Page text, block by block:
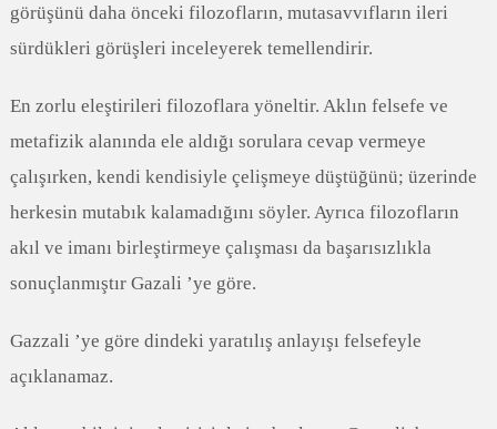
görüşünü daha önceki filozofların, mutasavvıfların ileri
sürdükleri görüşleri inceleyerek temellendirir.
En zorlu eleştirileri filozoflara yöneltir. Aklın felsefe ve
metafizik alanında ele aldığı sorulara cevap vermeye
çalışırken, kendi kendisiyle çelişmeye düştüğünü; üzerinde
herkesin mutabık kalamadığını söyler. Ayrıca filozofların
akıl ve imanı birleştirmeye çalışması da başarısızlıkla
sonuçlanmıştır Gazali ’ye göre.
Gazzali ’ye göre dindeki yaratılış anlayışı felsefeyle
açıklanamaz.